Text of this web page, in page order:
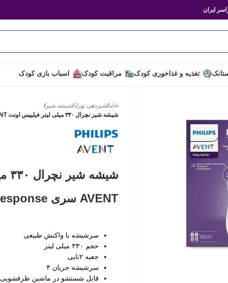
ایران
تغذیه و غذاخوری کودک مراقبت کودک اسباب بازی کودک
خانه/شیردهی نوزاد/شیشه شیر/
شیشه شیر نچرال ۳۳۰ میلی لیتر فیلیپس اونت PHILIPS AVENT سری Response جعبه‌۲تایی
AVENT سری Response جعبه‌۲تایی
سرشیشه با واکنش طبیعی
حجم ۳۳۰ میلی لیتر
جعبه ۲تایی
سرشیشه جریان ۴
قابل شستشو در ماشین ظرفشویی